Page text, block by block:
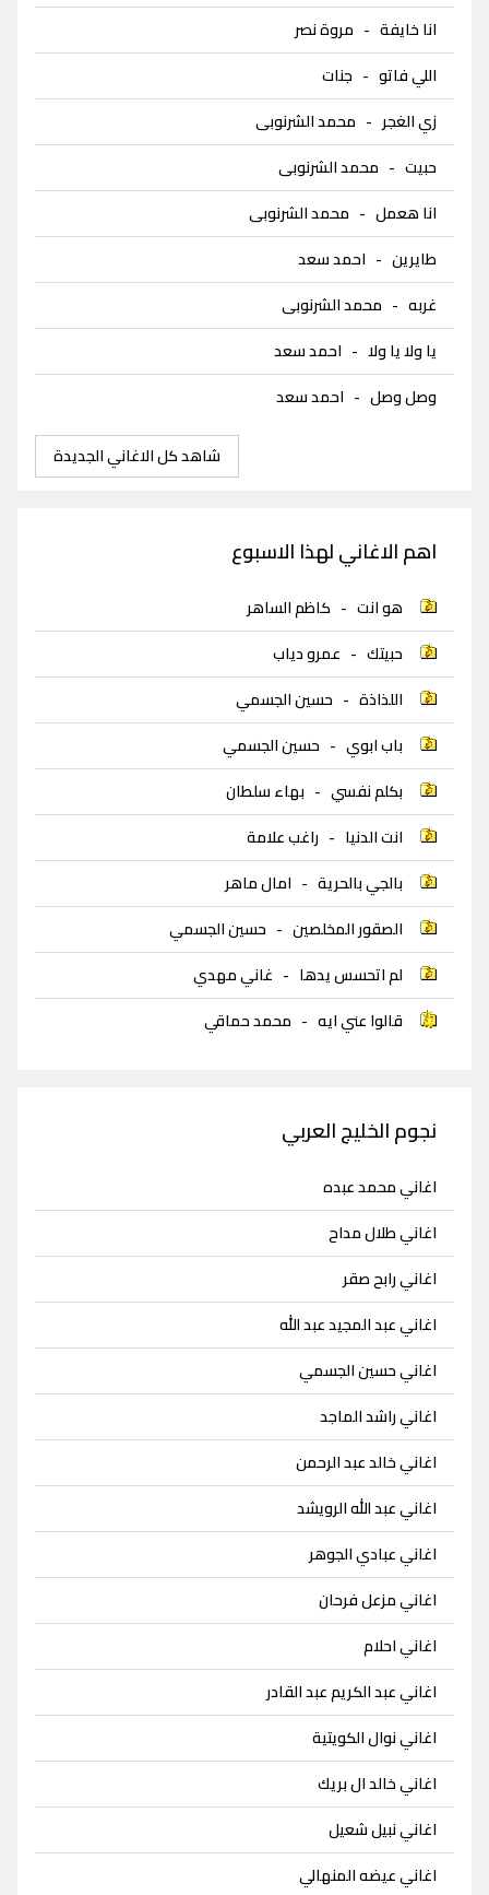
انا خايفة - مروة نصر
اللي فاتو - جنات
زي الغجر - محمد الشرنوبى
حبيت - محمد الشرنوبى
انا هعمل - محمد الشرنوبى
طايرين - احمد سعد
غربه - محمد الشرنوبى
يا ولا يا ولا - احمد سعد
وصل وصل - احمد سعد
شاهد كل الاغاني الجديدة
اهم الاغاني لهذا الاسبوع
هو انت - كاظم الساهر
حبيتك - عمرو دياب
اللذاذة - حسين الجسمي
باب ابوي - حسين الجسمي
بكلم نفسي - بهاء سلطان
انت الدنيا - راغب علامة
بالجي بالحرية - امال ماهر
الصقور المخلصين - حسين الجسمي
لم اتحسس يدها - غاني مهدي
قالوا عني ايه - محمد حماقي
نجوم الخليج العربي
اغاني محمد عبده
اغاني طلال مداح
اغاني رابح صقر
اغاني عبد المجيد عبد الله
اغاني حسين الجسمي
اغاني راشد الماجد
اغاني خالد عبد الرحمن
اغاني عبد الله الرويشد
اغاني عبادي الجوهر
اغاني مزعل فرحان
اغاني احلام
اغاني عبد الكريم عبد القادر
اغاني نوال الكويتية
اغاني خالد ال بريك
اغاني نبيل شعيل
اغاني عيضه المنهالي